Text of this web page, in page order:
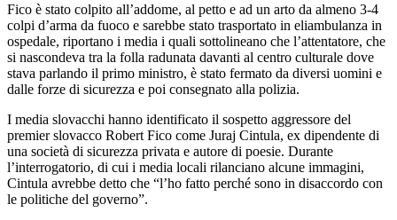
Fico è stato colpito all’addome, al petto e ad un arto da almeno 3-4
colpi d’arma da fuoco e sarebbe stato trasportato in eliambulanza in
ospedale, riportano i media i quali sottolineano che l’attentatore, che
si nascondeva tra la folla radunata davanti al centro culturale dove
stava parlando il primo ministro, è stato fermato da diversi uomini e
dalle forze di sicurezza e poi consegnato alla polizia.
I media slovacchi hanno identificato il sospetto aggressore del
premier slovacco Robert Fico come Juraj Cintula, ex dipendente di
una società di sicurezza privata e autore di poesie. Durante
l’interrogatorio, di cui i media locali rilanciano alcune immagini,
Cintula avrebbe detto che “l’ho fatto perché sono in disaccordo con
le politiche del governo”.